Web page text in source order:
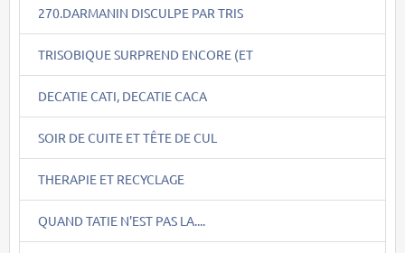
270.DARMANIN DISCULPE PAR TRIS
TRISOBIQUE SURPREND ENCORE (ET
DECATIE CATI, DECATIE CACA
SOIR DE CUITE ET TÊTE DE CUL
THERAPIE ET RECYCLAGE
QUAND TATIE N'EST PAS LA....